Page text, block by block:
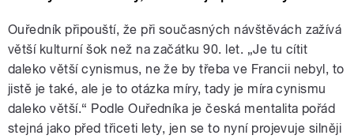
Ouředník připouští, že při současných návštěvách zažívá
větší kulturní šok než na začátku 90. let. „Je tu cítit
daleko větší cynismus, ne že by třeba ve Francii nebyl, to
jistě je také, ale je to otázka míry, tady je míra cynismu
daleko větší.“ Podle Ouředníka je česká mentalita pořád
stejná jako před třiceti lety, jen se to nyní projevuje silněji